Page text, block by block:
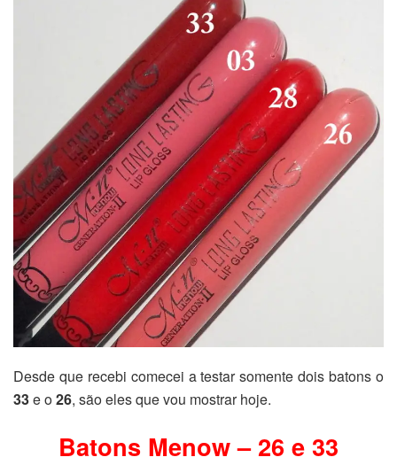
Desde que recebi comecei a testar somente dois batons o
33e o26, são eles que vou mostrar hoje.
Batons Menow – 26 e 33